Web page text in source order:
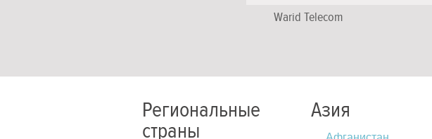
Warid Telecom
Региональные
страны
Азия